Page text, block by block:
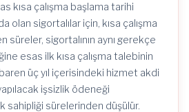
kısa çalışma başlama tarihi
olan sigortalılar için, kısa çalışma
süreler, sigortalının aynı gerekçe
esas ilk kısa çalışma talebinin
üç yıl içerisindeki hizmet akdi
işsizlik ödeneği
sahipliği sürelerinden düşülür.